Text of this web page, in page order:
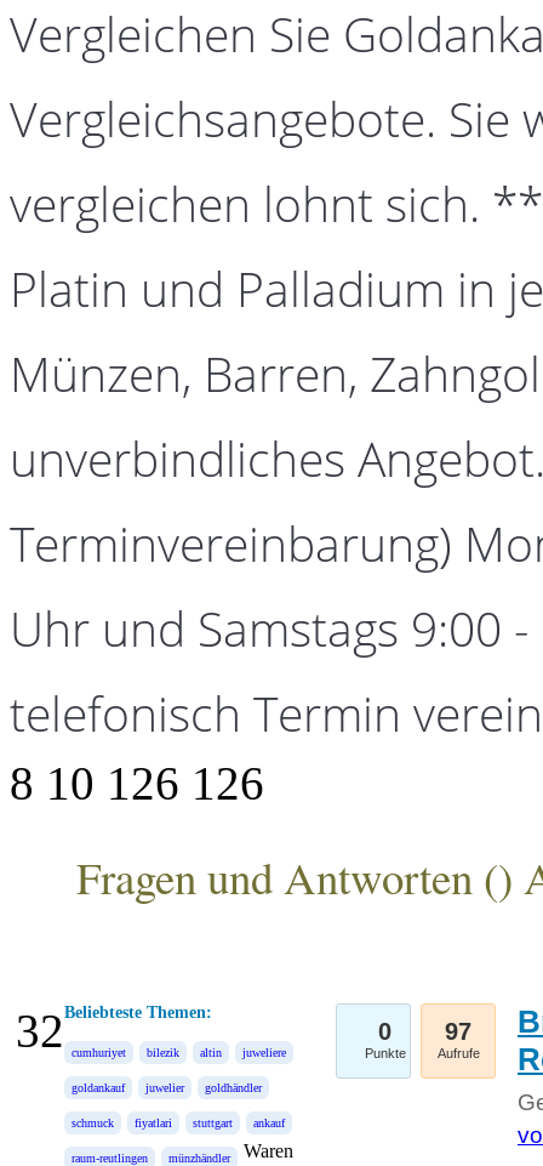
Vergleichen Sie
Vergleichsangebote. Sie
vergleichen lohnt sich.
Platin und Palladium in
Münzen, Barren,
unverbindliches
Terminvereinbarung)
Uhr und Samstags 9:00
telefonisch Termin
8 10 126 126
Fragen und Antworten ()
Beliebteste Themen:
cumhuriyet bilezik altin juweliere
goldankauf juwelier goldhändler
schmuck fiyatlari stuttgart ankauf
raum-reutlingen münzhändler Waren
0
Punkte
97
Aufrufe
32